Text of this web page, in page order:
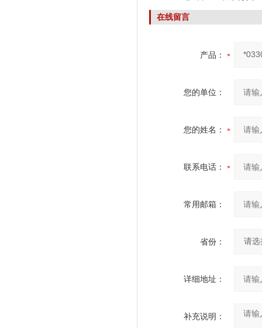
在线留言
产品：
您的单位：
您的姓名：
联系电话：
常用邮箱：
省份：
详细地址：
补充说明：